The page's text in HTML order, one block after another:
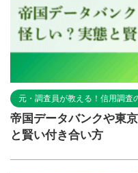
元・調査員が教える！信用調査
帝国データバンクや東
と賢い付き合い方